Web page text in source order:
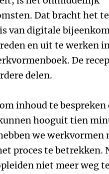
Dat bracht het
van digitale
en uit te werken
De
delen.
inhoud te bespreken
hooguit tien
we werkvormen
proces te betrekken.
niet meer weg te